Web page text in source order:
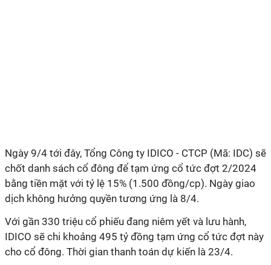
Ngày 9/4 tới đây, Tổng Công ty IDICO - CTCP (Mã: IDC) sẽ
chốt danh sách cổ đông để tạm ứng cổ tức đợt 2/2024
bằng tiền mặt với tỷ lệ 15% (1.500 đồng/cp). Ngày giao
dịch không hưởng quyền tương ứng là 8/4.
Với gần 330 triệu cổ phiếu đang niêm yết và lưu hành,
IDICO sẽ chi khoảng 495 tỷ đồng tạm ứng cổ tức đợt này
cho cổ đông. Thời gian thanh toán dự kiến là 23/4.